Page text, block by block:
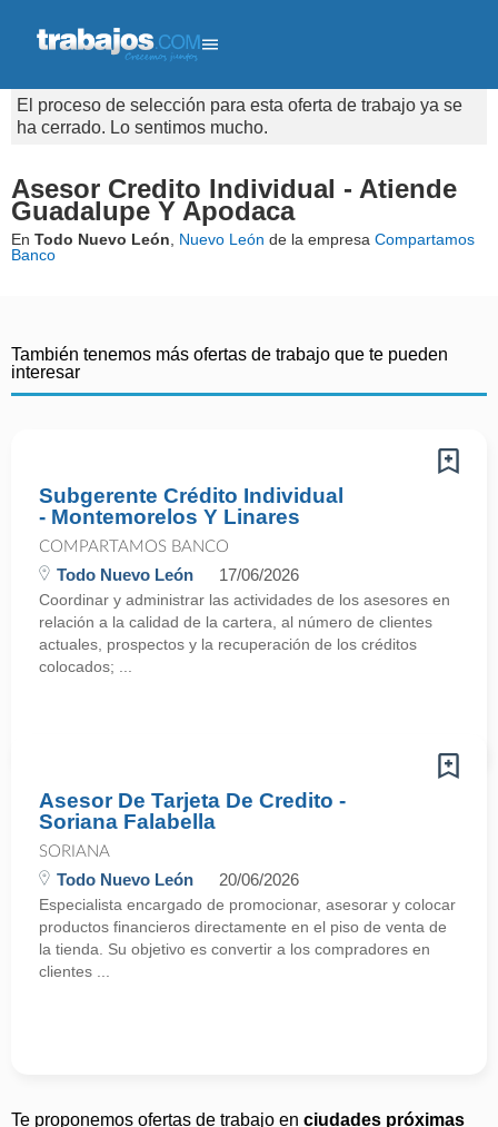
El proceso de selección para esta oferta de trabajo ya se
ha cerrado. Lo sentimos mucho.
Asesor Credito Individual - Atiende
Guadalupe Y Apodaca
En Todo Nuevo León Nuevo León de la empresa Compartamos
Banco
También tenemos más ofertas de trabajo que te pueden
interesar
Subgerente Crédito Individual
- Montemorelos Y Linares
COMPARTAMOS BANCO
Todo Nuevo León 17/06/2026
Coordinar y administrar las actividades de los asesores en
relación a la calidad de la cartera, al número de clientes
actuales, prospectos y la recuperación de los créditos
colocados; ...
Asesor De Tarjeta De Credito -
Soriana Falabella
SORIANA
Todo Nuevo León 20/06/2026
Especialista encargado de promocionar, asesorar y colocar
productos financieros directamente en el piso de venta de
la tienda. Su objetivo es convertir a los compradores en
clientes ...
Te proponemos ofertas de trabajo en ciudades próximas